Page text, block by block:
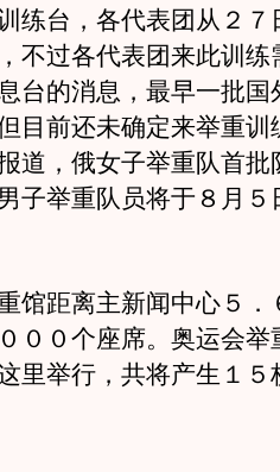
练台，各代表团从２７
不过各代表团来此训练
台的消息，最早一批国
目前还未确定来举重
道，俄女子举重队首批
子举重队员将于８月
距离主新闻中心５．
００个座席。奥运会举
里举行，共将产生１５